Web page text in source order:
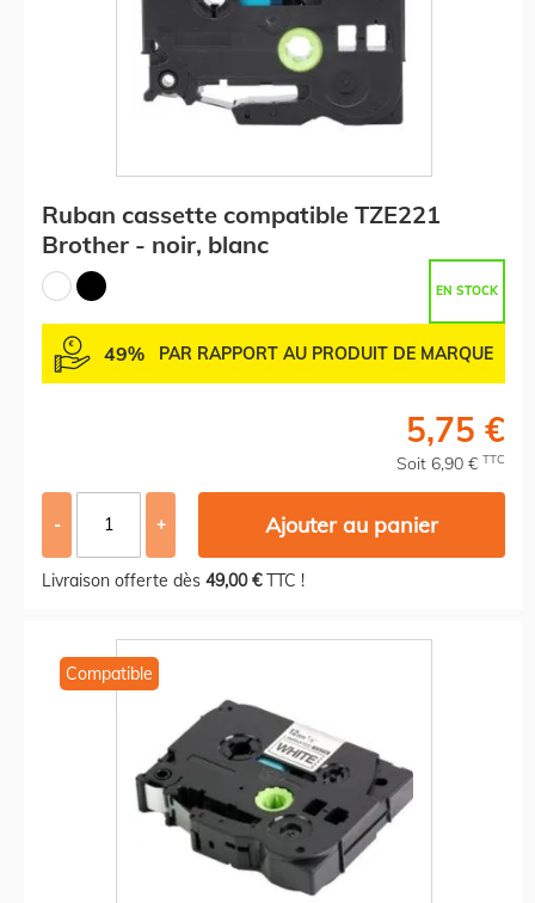
Ruban cassette compatible TZE221
Brother - noir, blanc
EN STOCK
49% PAR RAPPORT AU PRODUIT DE MARQUE
5,75 €
Soit 6,90 € TTC
- + Ajouter au panier
Livraison offerte dès 49,00 €TTC !
Compatible